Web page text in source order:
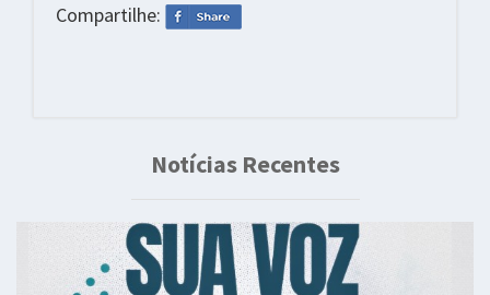
Compartilhe:
Notícias Recentes